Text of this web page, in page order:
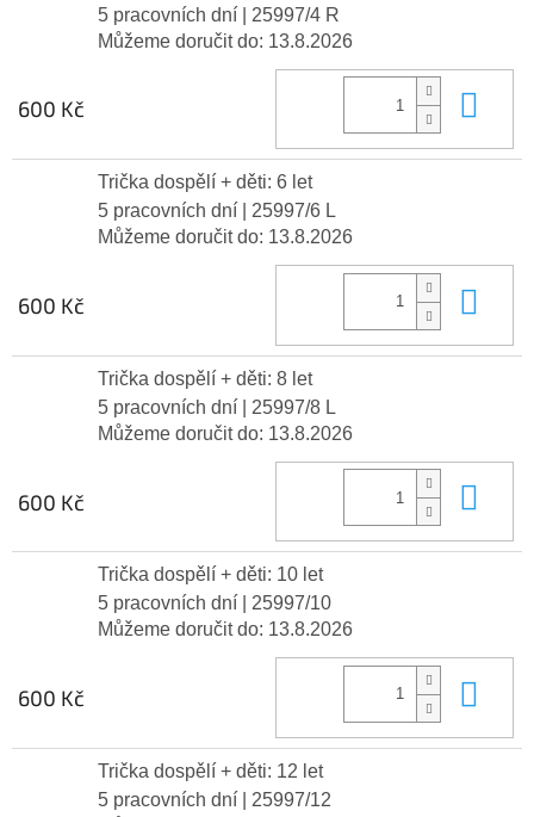
5 pracovních dní
| 25997/4 R
Můžeme doručit do: 13.8.2026
600 Kč
Trička dospělí + děti: 6 let
5 pracovních dní
| 25997/6 L
Můžeme doručit do: 13.8.2026
600 Kč
Trička dospělí + děti: 8 let
5 pracovních dní
| 25997/8 L
Můžeme doručit do: 13.8.2026
600 Kč
Trička dospělí + děti: 10 let
5 pracovních dní
| 25997/10
Můžeme doručit do: 13.8.2026
600 Kč
Trička dospělí + děti: 12 let
5 pracovních dní
| 25997/12